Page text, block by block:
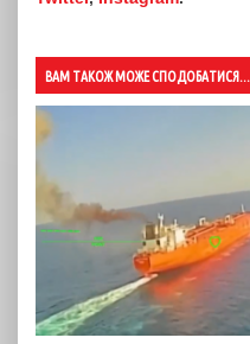
ВАМ ТАКОЖ МОЖЕ СПОДОБАТИСЯ...